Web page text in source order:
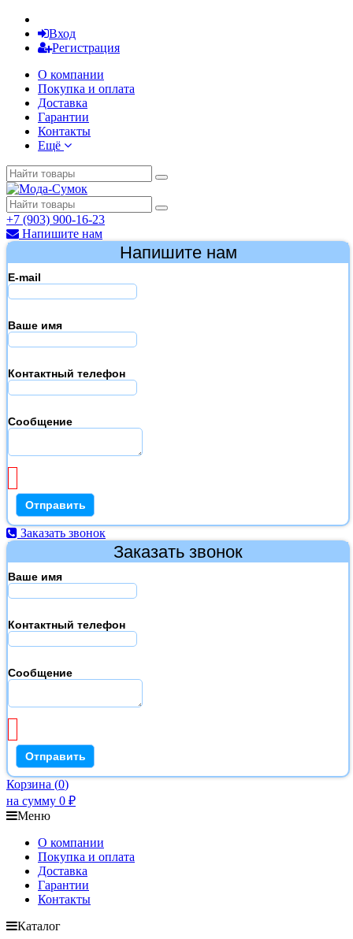
Вход
Регистрация
О компании
Покупка и оплата
Доставка
Гарантии
Контакты
Ещё
+7 (903) 900-16-23
Напишите нам
Напишите нам
E-mail
Ваше имя
Контактный телефон
Сообщение
Заказать звонок
Заказать звонок
Ваше имя
Контактный телефон
Сообщение
Корзина (0)
на сумму 0 ₽
Меню
О компании
Покупка и оплата
Доставка
Гарантии
Контакты
Каталог